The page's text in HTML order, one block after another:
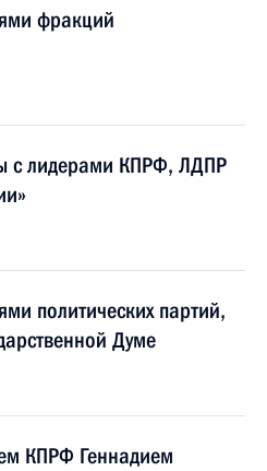
фракций
с лидерами КПРФ, ЛДПР
политических партий,
Думе
КПРФ Геннадием